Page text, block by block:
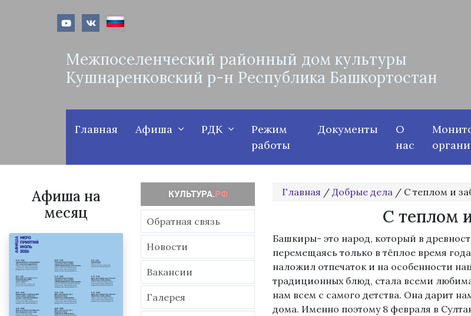
Межпоселенческий районный дом культуры
Кушнаренковский р-н Республика Башкортостан
Главная Афиша РДК
Режим
работы
Документы
О
нас
Афиша на
месяц
Обратная связь
Новости
Вакансии
Гaлерея
Главная / Добрые дела / С теплом и
С теплом
Башкиры- это народ, который в
перемещаясь только в тёплое время
наложил отпечаток и на особенности
традиционных блюд, стала всеми
нам всем с самого детства. Она дарит
дома. Именно поэтому 8 февраля в